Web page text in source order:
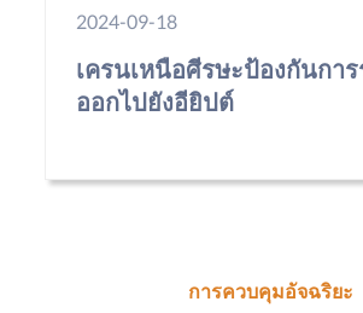
2024-09-18
เครนเหนือศีรษะป้องกันการ
ออกไปยังอียิปต์
การควบคุมอัจฉริยะ